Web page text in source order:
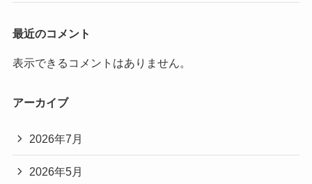
最近のコメント
表示できるコメントはありません。
アーカイブ
2026年7月
2026年5月